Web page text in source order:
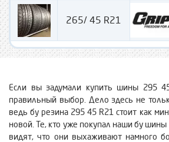
265/ 45 R21
Если вы задумали купить шины 295
правильный выбор. Дело здесь не
ведь бу резина 295 45 R21 стоит как
новой. Те, кто уже покупал наши бу
видят, что они выхаживают намного